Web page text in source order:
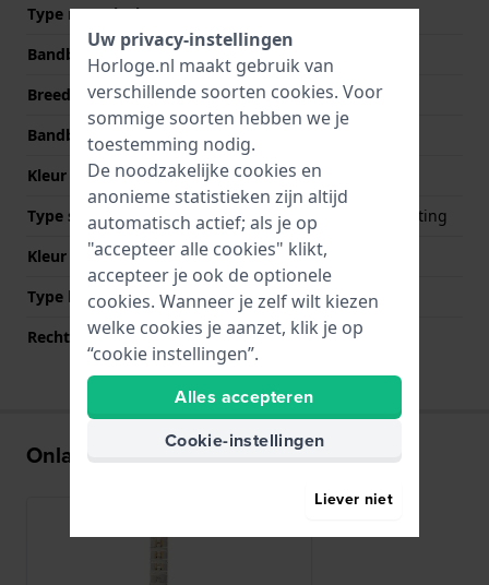
Type materiaal
Bandbreedte
12 mm
Breedte bandaanzet
12 mm
Bandbreedte bij sluiting
Kleur Band
Bicolor
Type sluiting
Onzichtbare vlindersluiting
Kleur sluiting
Zilver
Type bevestiging
Bandpennen
Rechte bandaanzet
Nee
Onlangs bekeken
Uw privacy-instellingen
Horloge.nl maakt gebruik van
verschillende soorten cookies. Voor
sommige soorten hebben we je
toestemming nodig.
De noodzakelijke cookies en
anonieme statistieken zijn altijd
automatisch actief; als je op
"accepteer alle cookies" klikt,
accepteer je ook de optionele
cookies. Wanneer je zelf wilt kiezen
welke cookies je aanzet, klik je op
“cookie instellingen”.
Alles accepteren
Cookie-instellingen
Liever niet